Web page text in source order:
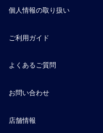
個人情報の取り扱い
ご利用ガイド
よくあるご質問
お問い合わせ
店舗情報